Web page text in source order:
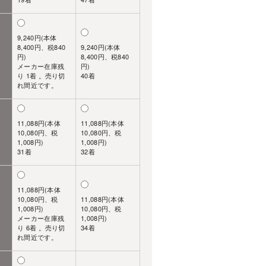
9,240円(本体
8,400円、税840
円)
メーカー在庫残
り 1着 。売り切
れ間近です。
9,240円(本体
8,400円、税840
円)
40着
11,088円(本体
10,080円、税
1,008円)
31着
11,088円(本体
10,080円、税
1,008円)
32着
11,088円(本体
10,080円、税
1,008円)
メーカー在庫残
り 6着 。売り切
れ間近です。
11,088円(本体
10,080円、税
1,008円)
34着